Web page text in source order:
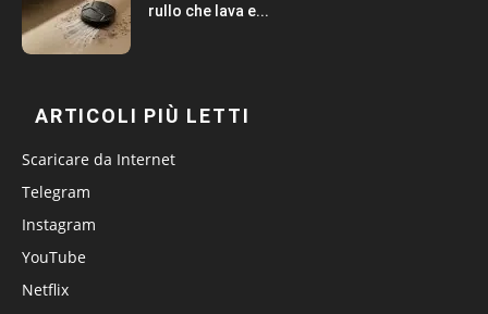
rullo che lava e...
ARTICOLI PIÙ LETTI
Scaricare da Internet
Telegram
Instagram
YouTube
Netflix